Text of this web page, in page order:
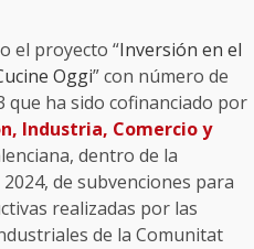
el proyecto “Inversión en el
Oggi” con número de
que ha sido cofinanciado por
Industria, Comercio y
dentro de la
de subvenciones para
realizadas por las
de la Comunitat